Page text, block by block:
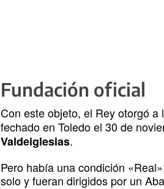
Fundación oficial
Con este objeto, el Rey otorgó a
fechado en Toledo el 30 de
Valdeiglesias.
Pero había una condición
solo y fueran dirigidos por un